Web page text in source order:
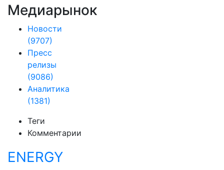
Медиарынок
Новости
(9707)
Пресс
релизы
(9086)
Аналитика
(1381)
Теги
Комментарии
ENERGY